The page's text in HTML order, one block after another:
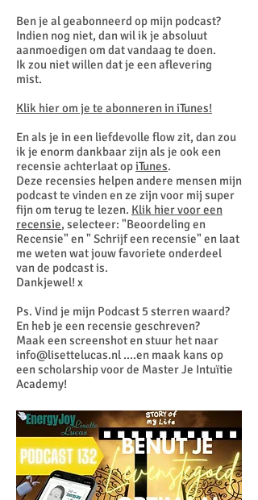
Ben je al geabonneerd op mijn podcast?
Indien nog niet, dan wil ik je absoluut
aanmoedigen om dat vandaag te doen.
Ik zou niet willen dat je een aflevering
mist.
Klik hier om je te abonneren in iTunes!
En als je in een liefdevolle flow zit, dan zou
ik je enorm dankbaar zijn als je ook een
recensie achterlaat opiTunes.
Deze recensies helpen andere mensen mijn
podcast te vinden en ze zijn voor mij super
fijn om terug te lezen. Klik hier voor een
recensie, selecteer: "Beoordeling en
Recensie" en " Schrijf een recensie" en laat
me weten wat jouw favoriete onderdeel
van de podcast is.
Dankjewel! x
Ps. Vind je mijn Podcast 5 sterren waard?
En heb je een recensie geschreven?
Maak een screenshot en stuur het naar
info@lisettelucas.nl ....en maak kans op
een scholarship voor de Master Je Intuïtie
Academy!